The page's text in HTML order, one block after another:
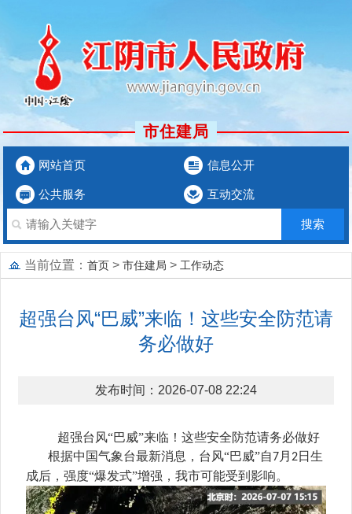
市住建局
网站首页 信息公开
公共服务 互动交流
当前位置： 首页 > 市住建局 > 工作动态
超强台风“巴威”来临！这些安全防范请
务必做好
发布时间：2026-07-08 22:24
超强台风“巴威”来临！这些安全防范请务必做好
根据中国气象台最新消息，台风“巴威”自7月 2日生
成后，强度“爆发式”增强，我市可能受到影响。